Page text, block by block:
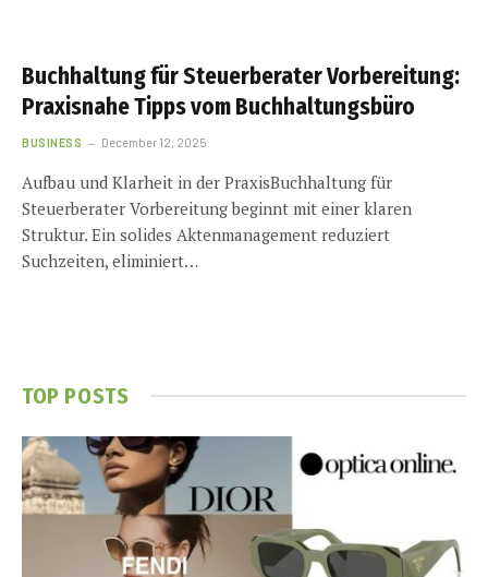
Buchhaltung für Steuerberater Vorbereitung:
Praxisnahe Tipps vom Buchhaltungsbüro
BUSINESS December 12, 2025
Aufbau und Klarheit in der PraxisBuchhaltung für
Steuerberater Vorbereitung beginnt mit einer klaren
Struktur. Ein solides Aktenmanagement reduziert
Suchzeiten, eliminiert…
TOP POSTS